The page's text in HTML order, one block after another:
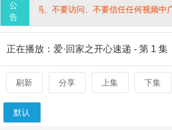
公
告
要访问、不要信任任何视频中广告、二维
正在播放：爱·回家之开心速递 - 第 1 集
刷新 分享 上集 下集
默认